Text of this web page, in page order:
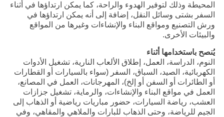
المحيطة وذلك لتوفير الهدوء والراحة، كما يمكن ارتداؤها في أثناء
السفر بشتى وسائل النقل، إضافة إلى أنه يمكن ارتداؤها في
ورش التصنيع ومواقع البناء والإنشاءات وغيرها من المواقع
والبيئات الأخرى.
يُنصح باستخدامها أثناء
النوم، الدراسة، العمل، إطلاق الألعاب النارية، تشغيل الأدوات
الكهربائية، الصيد، السباق، السفر (سواء بالسيارات أو القطارات
أو الطائرات أو السفن أو إلخ)، المهرجانات، العمل في المصانع،
العمل في مواقع البناء والإنشاءات، والرماية، تشغيل جزازات
العشب، رياضة السيارات، حضور مباريات رياضية أو الذهاب إلى
الجيم للرياضة، وحتى الذهاب للبارات والملاهي والمقاهي، وفي